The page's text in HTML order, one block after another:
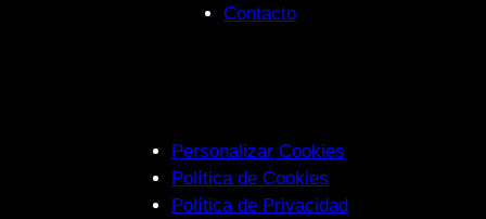
Contacto
Personalizar Cookies
Política de Cookies
Política de Privacidad